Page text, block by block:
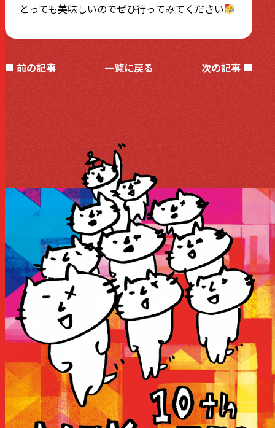
とっても美味しいのでぜひ行ってみてください
前の記事 一覧に戻る 次の記事